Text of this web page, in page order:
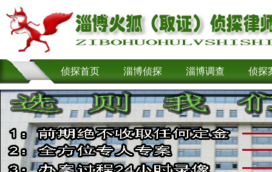
侦探首页 淄博侦探 淄博调查 侦探